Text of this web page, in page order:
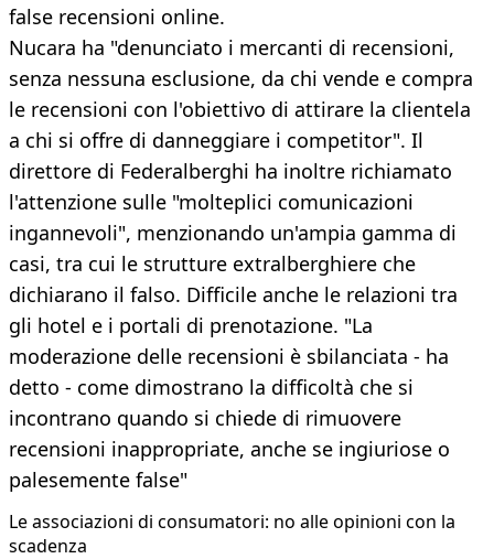
false recensioni online.
Nucara ha "denunciato i mercanti di recensioni,
senza nessuna esclusione, da chi vende e compra
le recensioni con l'obiettivo di attirare la clientela
a chi si offre di danneggiare i competitor". Il
direttore di Federalberghi ha inoltre richiamato
l'attenzione sulle "molteplici comunicazioni
ingannevoli", menzionando un'ampia gamma di
casi, tra cui le strutture extralberghiere che
dichiarano il falso. Difficile anche le relazioni tra
gli hotel e i portali di prenotazione. "La
moderazione delle recensioni è sbilanciata - ha
detto - come dimostrano la difficoltà che si
incontrano quando si chiede di rimuovere
recensioni inappropriate, anche se ingiuriose o
palesemente false"
Le associazioni di consumatori: no alle opinioni con la
scadenza